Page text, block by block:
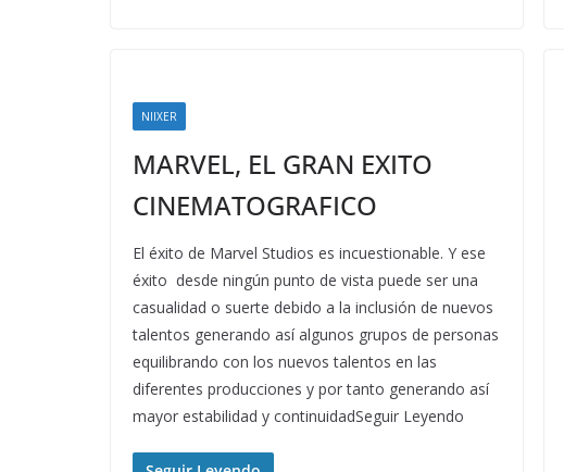
NIIXER
MARVEL, EL GRAN EXITO
CINEMATOGRAFICO
El éxito de Marvel Studios es incuestionable. Y ese
éxito desde ningún punto de vista puede ser una
casualidad o suerte debido a la inclusión de nuevos
talentos generando así algunos grupos de personas
equilibrando con los nuevos talentos en las
diferentes producciones y por tanto generando así
mayor estabilidad y continuidadSeguir Leyendo